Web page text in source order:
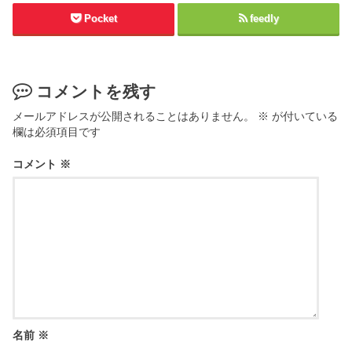
Pocket feedly
コメントを残す
メールアドレスが公開されることはありません。 ※ が付いている
欄は必須項目です
コメント ※
名前 ※